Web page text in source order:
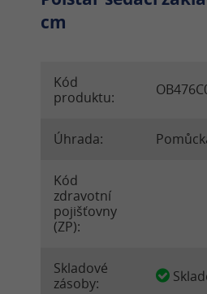
cm
Kód
produktu:
Úhrada:
Kód
zdravotní
pojišťovny
(ZP):
Skladové
zásoby: